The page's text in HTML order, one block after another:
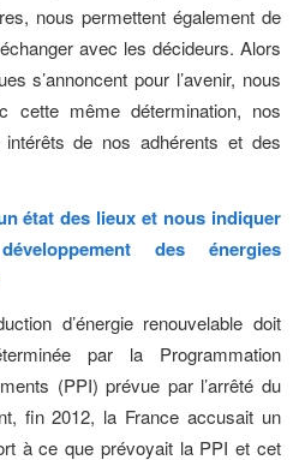
nous permettent également de
avec les décideurs. Alors
s’annoncent pour l’avenir, nous
cette même détermination, nos
de nos adhérents et des
état des lieux et nous indiquer
des énergies
d’énergie renouvelable doit
par la Programmation
(PPI) prévue par l’arrêté du
fin 2012, la France accusait un
à ce que prévoyait la PPI et cet